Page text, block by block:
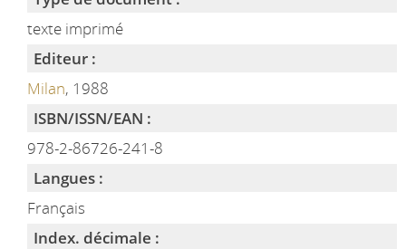
texte imprimé
Editeur :
Milan, 1988
ISBN/ISSN/EAN :
978-2-86726-241-8
Langues :
Français
Index. décimale :